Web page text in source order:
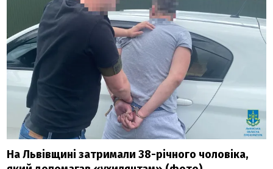
На Львівщині затримали 38-річного чоловіка,